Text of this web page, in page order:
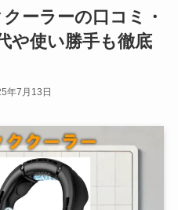
ーラーの口コミ・
や使い勝手も徹底
年7月13日